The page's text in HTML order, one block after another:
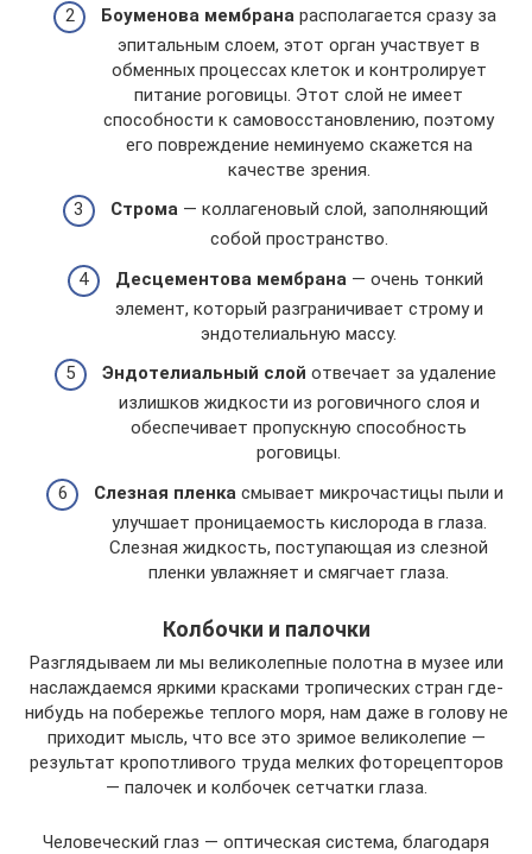
Боуменова мембрана располагается сразу за
эпитальным слоем, этот орган участвует в
обменных процессах клеток и контролирует
питание роговицы. Этот слой не имеет
способности к самовосстановлению, поэтому
его повреждение неминуемо скажется на
качестве зрения.
Строма— коллагеновый слой, заполняющий
собой пространство.
Десцементова мембрана — очень тонкий
элемент, который разграничивает строму и
эндотелиальную массу.
Эндотелиальный слой отвечает за удаление
излишков жидкости из роговичного слоя и
обеспечивает пропускную способность
роговицы.
Слезная пленка смывает микрочастицы пыли и
улучшает проницаемость кислорода в глаза.
Слезная жидкость, поступающая из слезной
пленки увлажняет и смягчает глаза.
Колбочки и палочки
Разглядываем ли мы великолепные полотна в музее или
наслаждаемся яркими красками тропических стран где-
нибудь на побережье теплого моря, нам даже в голову не
приходит мысль, что все это зримое великолепие —
результат кропотливого труда мелких фоторецепторов
— палочек и колбочек сетчатки глаза.
Человеческий глаз — оптическая система, благодаря